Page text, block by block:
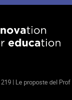
| Le proposte del